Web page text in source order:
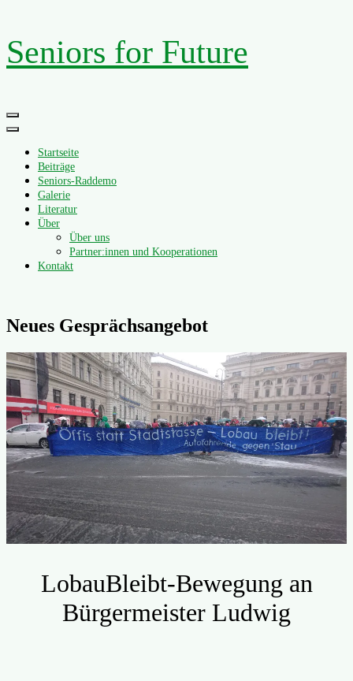
Zum
Inhalt
springen
Seniors for Future
Primäres
Menü
Startseite
Beiträge
Seniors-Raddemo
Galerie
Literatur
Über
Über uns
Partner:innen und Kooperationen
Kontakt
Neues Gesprächsangebot
LobauBleibt-Bewegung an
Bürgermeister Ludwig